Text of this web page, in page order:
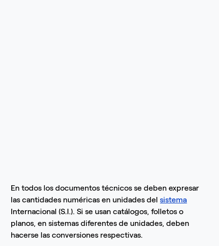
En todos los documentos técnicos se deben expresar
las cantidades numéricas en unidades delsistema
Internacional (S.I.). Si se usan catálogos, folletos o
planos, en sistemas diferentes de unidades, deben
hacerse las conversiones respectivas.